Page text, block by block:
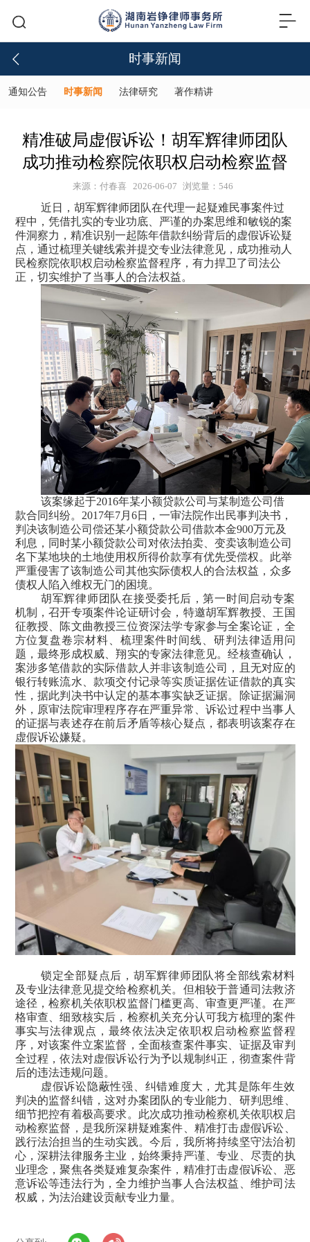
时事新闻
通知公告 时事新闻 法律研究 著作精讲
精准破局虚假诉讼！胡军辉律师团队
成功推动检察院依职权启动检察监督
来源：付春喜 2026-06-07 浏览量：546
近日，胡军辉律师团队在代理一起疑难民事案件过
程中，凭借扎实的专业功底、严谨的办案思维和敏锐的案
件洞察力，精准识别一起陈年借款纠纷背后的虚假诉讼疑
点，通过梳理关键线索并提交专业法律意见，成功推动人
民检察院依职权启动检察监督程序，有力捍卫了司法公
正，切实维护了当事人的合法权益。
该案缘起于2016年某小额贷款公司与某制造公司借
款合同纠纷。 2017年7月6日，一审法院作出民事判决书，
判决该制造公司偿还某小额贷款公司借款本金900万元及
利息，同时某小额贷款公司对依法拍卖、变卖该制造公司
名下某地块的土地使用权所得价款享有优先受偿权。此举
严重侵害了该制造公司其他实际债权人的合法权益，众多
债权人陷入维权无门的困境。
胡军辉律师团队在接受委托后，第一时间启动专案
机制，召开专项案件论证研讨会，特邀胡军辉教授、王国
征教授、陈文曲教授三位资深法学专家参与全案论证，全
方位复盘卷宗材料、梳理案件时间线、研判法律适用问
题，最终形成权威、翔实的专家法律意见。经核查确认，
案涉多笔借款的实际借款人并非该制造公司，且无对应的
银行转账流水、款项交付记录等实质证据佐证借款的真实
性，据此判决书中认定的基本事实缺乏证据。除证据漏洞
外，原审法院审理程序存在严重异常、诉讼过程中当事人
的证据与表述存在前后矛盾等核心疑点，都表明该案存在
虚假诉讼嫌疑。
锁定全部疑点后，胡军辉律师团队将全部线索材料
及专业法律意见提交给检察机关。但相较于普通司法救济
途径，检察机关依职权监督门槛更高、审查更严谨。在严
格审查、细致核实后，检察机关充分认可我方梳理的案件
事实与法律观点，最终依法决定依职权启动检察监督程
序，对该案件立案监督，全面核查案件事实、证据及审判
全过程，依法对虚假诉讼行为予以规制纠正，彻查案件背
后的违法违规问题。
虚假诉讼隐蔽性强、纠错难度大，尤其是陈年生效
判决的监督纠错，这对办案团队的专业能力、研判思维、
细节把控有着极高要求。此次成功推动检察机关依职权启
动检察监督，是我所深耕疑难案件、精准打击虚假诉讼、
践行法治担当的生动实践。今后，我所将持续坚守法治初
心，深耕法律服务主业，始终秉持严谨、专业、尽责的执
业理念，聚焦各类疑难复杂案件，精准打击虚假诉讼、恶
意诉讼等违法行为，全力维护当事人合法权益、维护司法
权威，为法治建设贡献专业力量。